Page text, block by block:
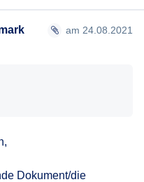
am 24.08.2021
Dokument/die